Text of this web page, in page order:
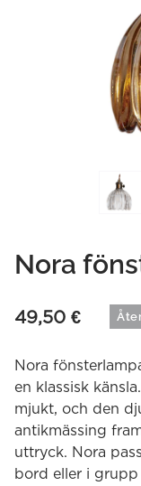
Nora
49,50 €
Nora
en klassisk
mjukt, och den
antikmässing
uttryck. Nora
bord eller i